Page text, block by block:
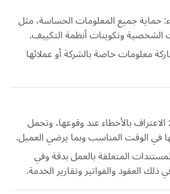
حماية جميع المعلومات الحساسة، مثل
الشخصية وتكوينات أنظمة التكييف.
معلومات خاصة بالشركة أو عملائها
بالأخطاء عند وقوعها، وتحمل
في الوقت المناسب وبما يرضي العميل.
المتعلقة بالعمل بدقة وفي
العقود والفواتير وتقارير الخدمة.